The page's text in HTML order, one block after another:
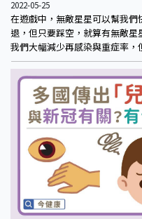
2022-05-25
在遊戲中，無敵星星可以幫我
退，但只要踩空，就算有無敵
我們大幅減少再感染與重症率
性。